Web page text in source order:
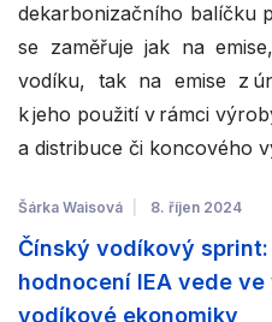
dekarbonizačního balíčku
se zaměřuje jak na
vodíku, tak na emise z
k jeho použití v rámci
a distribuce či koncového
Šárka Waisová 8. říjen 2024
Čínský vodíkový
hodnocení IEA vede
vodíkové ekonomiky